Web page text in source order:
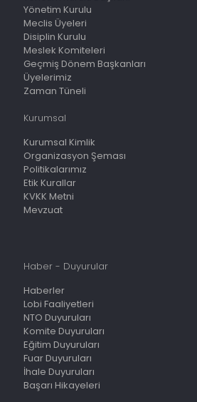
Yönetim Kurulu
Meclis Üyeleri
Disiplin Kurulu
Meslek Komiteleri
Geçmiş Dönem Başkanları
Üyelerimiz
Zaman Tüneli
Kurumsal
Kurumsal Kimlik
Organizasyon Şeması
Politikalarımız
Etik Kurallar
KVKK Metni
Mevzuat
Haber - Duyurular
Haberler
Lobi Faaliyetleri
NTO Duyuruları
Komite Duyuruları
Eğitim Duyuruları
Fuar Duyuruları
İhale Duyuruları
Başarı Hikayeleri